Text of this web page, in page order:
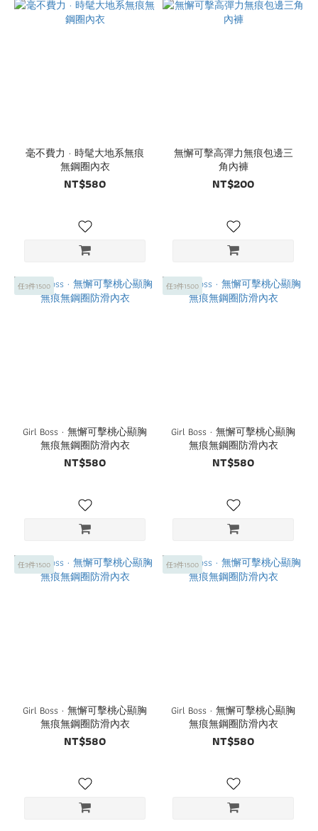
毫不費力 · 時髦大地系無痕
無鋼圈內衣
NT$580
無懈可擊高彈力無痕包邊三
角內褲
NT$200
任3件1500
Girl Boss · 無懈可擊桃心顯胸
無痕無鋼圈防滑內衣
NT$580
任3件1500
Girl Boss · 無懈可擊桃心顯胸
無痕無鋼圈防滑內衣
NT$580
任3件1500
Girl Boss · 無懈可擊桃心顯胸
無痕無鋼圈防滑內衣
NT$580
任3件1500
Girl Boss · 無懈可擊桃心顯胸
無痕無鋼圈防滑內衣
NT$580